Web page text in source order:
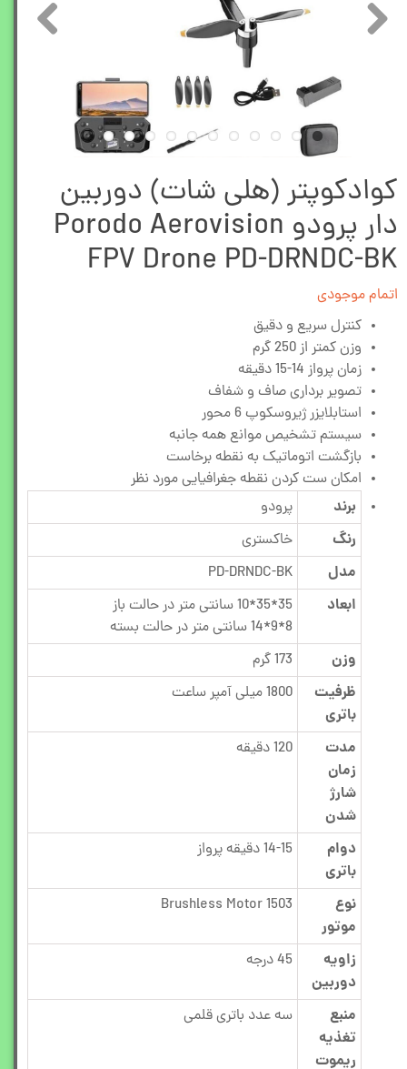
کوادکوپتر (هلی شات) دوربین
دار پرودو Porodo Aerovision
FPV Drone PD-DRNDC-BK
اتمام موجودی
کنترل سریع و دقیق
وزن کمتر از 250 گرم
زمان پرواز 14-15 دقیقه
تصویر برداری صاف و شفاف
استابلایزر ژیروسکوپ 6 محور
سیستم تشخیص موانع همه جانبه
بازگشت اتوماتیک به نقطه برخاست
امکان ست کردن نقطه جغرافیایی مورد نظر
برند پرودو
رنگ خاکستری
مدل PD-DRNDC-BK
ابعاد
35*35*10 سانتی متر در حالت باز
8*9*14 سانتی متر در حالت بسته
وزن 173 گرم
ظرفیت
باتری
1800 میلی آمپر ساعت
مدت
زمان
شارژ
شدن
120 دقیقه
دوام
باتری
14-15 دقیقه پرواز
نوع
موتور
1503 Brushless Motor
زاویه
دوربین
45 درجه
منبع
تغذیه
ریموت
سه عدد باتری قلمی